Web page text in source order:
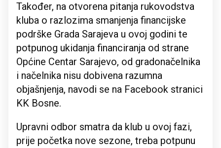
Također, na otvorena pitanja rukovodstva
kluba o razlozima smanjenja financijske
podrške Grada Sarajeva u ovoj godini te
potpunog ukidanja financiranja od strane
Općine Centar Sarajevo, od gradonačelnika
i načelnika nisu dobivena razumna
objašnjenja, navodi se na Facebook stranici
KK Bosne.
Upravni odbor smatra da klub u ovoj fazi,
prije početka nove sezone, treba potpunu